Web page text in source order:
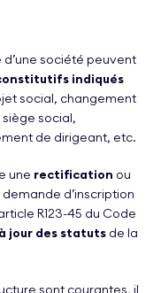
société peuvent
indiqués
social, changement
social,
de dirigeant, etc.
une rectification ou
demande d’inscription
R123-45 du Code
jour des statuts de la
sont courantes, il